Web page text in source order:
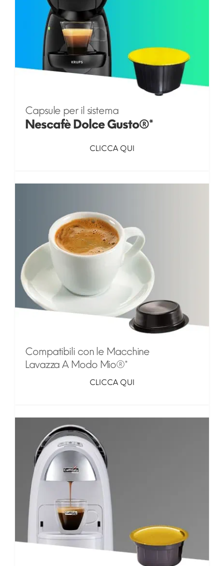
Capsule per il sistema
Nescafè Dolce Gusto®*
CLICCA QUI
Compatibili con le Macchine
Lavazza A Modo Mio®*
CLICCA QUI